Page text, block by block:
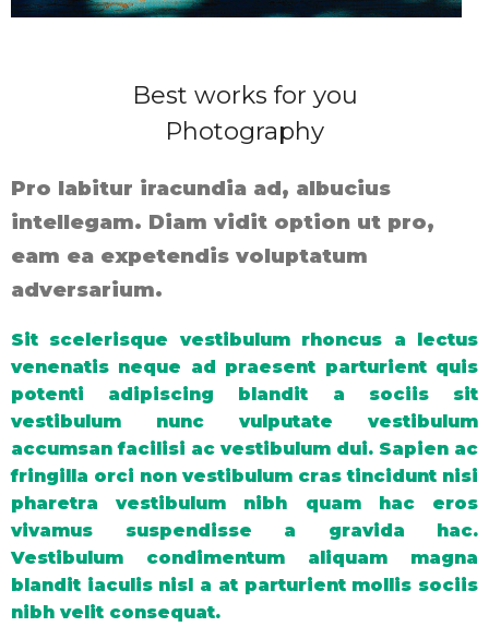
Best works for you
Photography
Pro labitur iracundia ad, albucius
intellegam. Diam vidit option ut pro,
eam ea expetendis voluptatum
adversarium.
Sit scelerisque vestibulum rhoncus a lectus
venenatis neque ad praesent parturient quis
potenti adipiscing blandit a sociis sit
vestibulum nunc vulputate vestibulum
accumsan facilisi ac vestibulum dui. Sapien ac
fringilla orci non vestibulum cras tincidunt nisi
pharetra vestibulum nibh quam hac eros
vivamus suspendisse a gravida hac.
Vestibulum condimentum aliquam magna
blandit iaculis nisl a at parturient mollis sociis
nibh velit consequat.